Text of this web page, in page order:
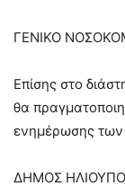
ΓΕΝΙΚΟ
Επίσης στο
θα
ενημέρωσης των
ΔΗΜΟΣ